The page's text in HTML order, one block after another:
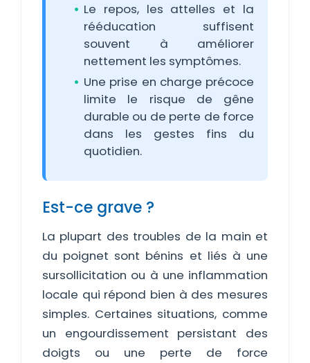
Le repos, les attelles et la
rééducation suffisent
souvent à améliorer
nettement les symptômes.
Une prise en charge précoce
limite le risque de gêne
durable ou de perte de force
dans les gestes fins du
quotidien.
Est-ce grave ?
La plupart des troubles de la main et
du poignet sont bénins et liés à une
sursollicitation ou à une inflammation
locale qui répond bien à des mesures
simples. Certaines situations, comme
un engourdissement persistant des
doigts ou une perte de force